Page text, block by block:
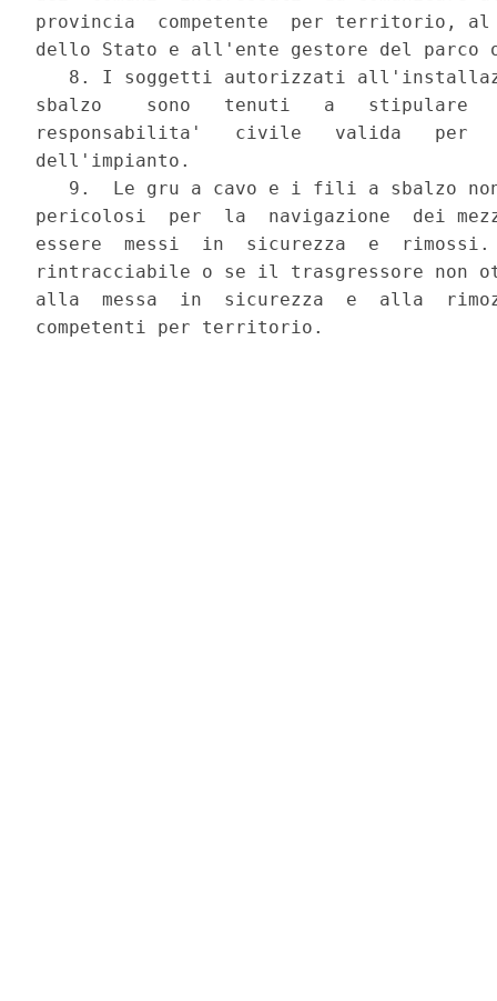
provincia  competente  per territorio, al
dello Stato e all'ente gestore del parco
8. I soggetti autorizzati
sbalzo    sono   tenuti   a   stipulare
responsabilita'   civile   valida   per
dell'impianto.
9.  Le gru a cavo e i fili a sbalzo
pericolosi  per  la  navigazione  dei
essere  messi  in  sicurezza  e
rintracciabile o se il trasgressore non
alla  messa  in  sicurezza  e  alla